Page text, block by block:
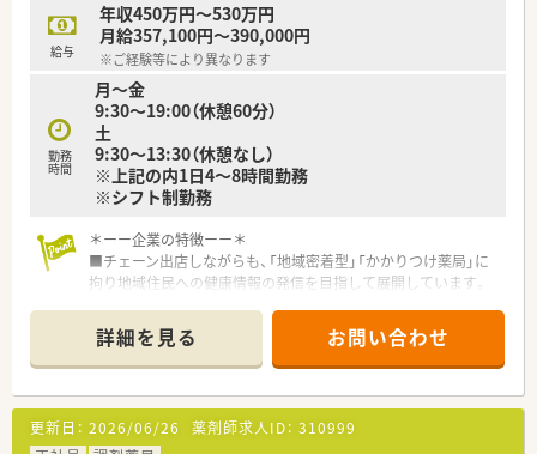
【求人情報について】
■管理薬剤師としてお迎えするため、月額20,000円の管理職手
当が支給されるほか、経験次第で年収600万円の提示も可能で
す。
■昇給は年1回、賞与は年2回で計2ヶ月分の支給実績があり、日
頃の貢献がしっかりと給与に反映される評価制度を整えていま
す。
■社会保険完備はもちろん、退職金制度やJTBベネフィットなど
の各種優待も充実しており、腰を据えて長く働ける環境です。
【職場環境と雰囲気】
■20代から40代を中心に幅広い年代が在籍しており、中途採用
者も多く活躍しているため、新しい方もすぐに馴染める雰囲気で
す。
■年に一度はエリア限定の盛大な食事会が開催されるなど、店舗
の垣根を越えたスタッフ同士の親睦を深める機会も大切にして
います。
■薬歴管理システムには使い勝手の良いメルフィンを順次導入
しており、スムーズな入力作業により業務効率の向上が図られて
います。
給与
年収450万円～530万円
月給357,100円～390,000円
※ご経験等により異なります
勤務
時間
月～金
9:30～19:00（休憩60分）
土
9:30～13:30（休憩なし）
※上記の内1日4～8時間勤務
※シフト制勤務
＊ーー企業の特徴ーー＊
■チェーン出店しながらも、「地域密着型」「かかりつけ薬局」に
拘り地域住民への健康情報の発信を目指して展開しています。
店の場合は薬剤師は調剤のみに従事しています。
■社内外に関わらず多くの研修を行っており高い向上心を持っ
た社員が多く在籍しています。
■調剤、OTC完全分業制 調剤業務、OTC業務に集中してご勤務
いただけます。
■東証プライム上場グループで経営安心♪
詳細を見る お問い合わせ
更新日： 2026/06/26 薬剤師求人ID： 310999